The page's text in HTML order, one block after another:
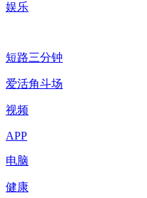
娱乐
短路三分钟
爱活角斗场
视频
APP
电脑
健康